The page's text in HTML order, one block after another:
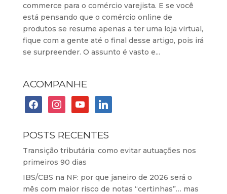
commerce para o comércio varejista. E se você
está pensando que o comércio online de
produtos se resume apenas a ter uma loja virtual,
fique com a gente até o final desse artigo, pois irá
se surpreender. O assunto é vasto e...
ACOMPANHE
facebookinstagramyoutubelinkedin
POSTS RECENTES
Transição tributária: como evitar autuações nos
primeiros 90 dias
IBS/CBS na NF: por que janeiro de 2026 será o
mês com maior risco de notas “certinhas”… mas